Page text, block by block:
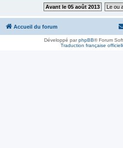
Avant le 05 août 2013 Le ou
Accueil du forum
Développé parphpBB® Forum
Traduction française